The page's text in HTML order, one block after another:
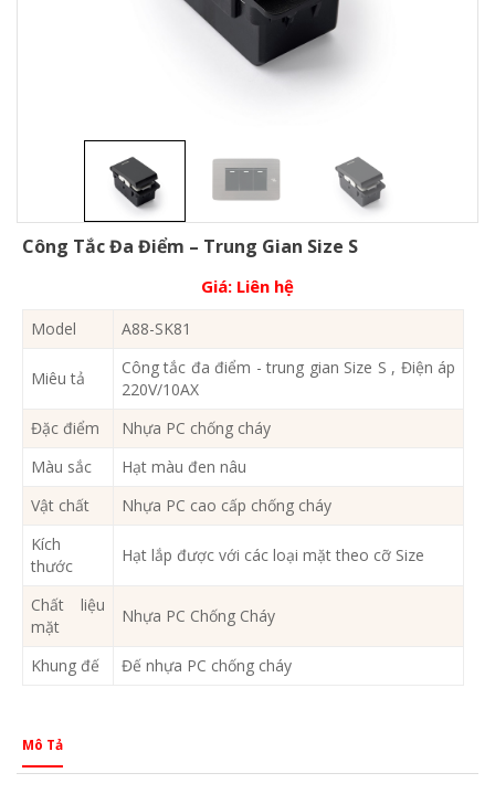
Công Tắc Đa Điểm – Trung Gian Size S
Giá: Liên hệ
Model A88-SK81
Miêu tả
Công tắc đa điểm - trung gian Size S , Điện áp
220V/10AX
Đặc điểm
Nhựa PC chống cháy
Màu sắc
Hạt màu đen nâu
Vật chất
Nhựa PC cao cấp chống cháy
Kích
thước
Hạt lắp được với các loại mặt theo cỡ Size
Chất liệu
mặt
Nhựa PC Chống Cháy
Khung đế Đế nhựa PC chống cháy
Mô Tả